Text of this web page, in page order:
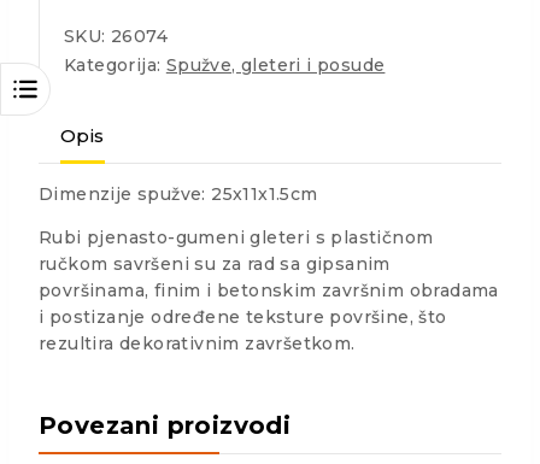
SKU: 26074
Kategorija: Spužve, gleteri i posude
Opis
Dimenzije spužve: 25x11x1.5cm
Rubi pjenasto-gumeni gleteri s plastičnom
ručkom savršeni su za rad sa gipsanim
površinama, finim i betonskim završnim obradama
i postizanje određene teksture površine, što
rezultira dekorativnim završetkom.
Povezani proizvodi